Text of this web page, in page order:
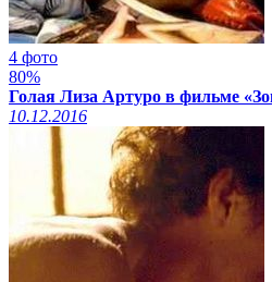
4 фото
80%
Голая Лиза Артуро в фильме
10.12.2016